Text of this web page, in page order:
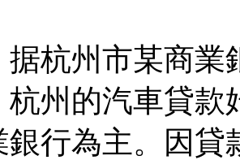
州市某商業
杭州的汽車貸款
銀行為主。因貸